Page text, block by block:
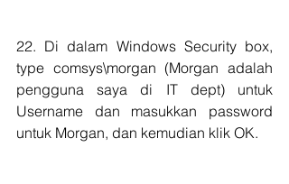
22. Di dalam Windows Security box,
type comsys\morgan (Morgan adalah
pengguna saya di IT dept) untuk
Username dan masukkan password
untuk Morgan, dan kemudian klik OK.